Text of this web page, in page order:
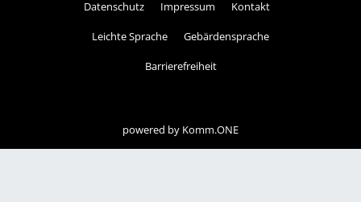
Datenschutz Impressum Kontakt
Leichte Sprache Gebärdensprache
Barrierefreiheit
powered by Komm.ONE